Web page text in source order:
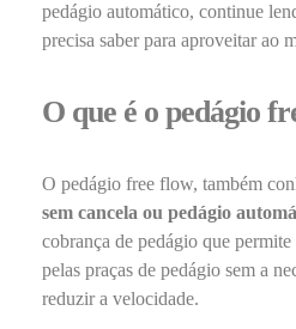
pedágio automático, continue
precisa saber para aproveitar ao
O que é o pedágio
O pedágio free flow, também
sem cancela ou pedágio
cobrança de pedágio que
pelas praças de pedágio sem a
reduzir a velocidade.